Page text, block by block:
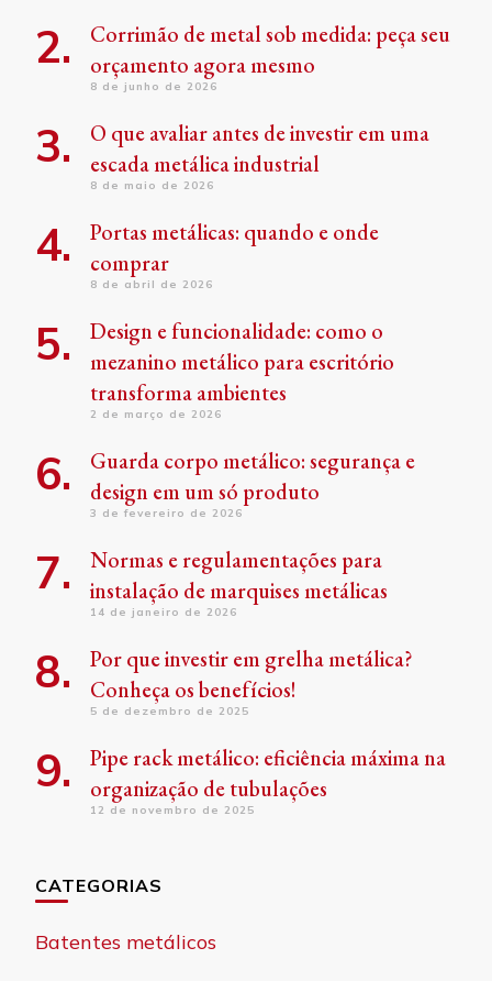
Corrimão de metal sob medida: peça seu
orçamento agora mesmo
8 de junho de 2026
O que avaliar antes de investir em uma
escada metálica industrial
8 de maio de 2026
Portas metálicas: quando e onde
comprar
8 de abril de 2026
Design e funcionalidade: como o
mezanino metálico para escritório
transforma ambientes
2 de março de 2026
Guarda corpo metálico: segurança e
design em um só produto
3 de fevereiro de 2026
Normas e regulamentações para
instalação de marquises metálicas
14 de janeiro de 2026
Por que investir em grelha metálica?
Conheça os benefícios!
5 de dezembro de 2025
Pipe rack metálico: eficiência máxima na
organização de tubulações
12 de novembro de 2025
CATEGORIAS
Batentes metálicos